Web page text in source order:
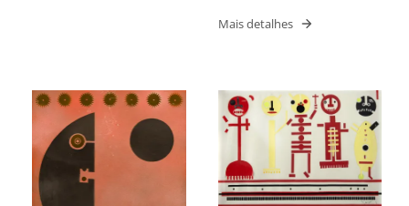
Mais detalhes